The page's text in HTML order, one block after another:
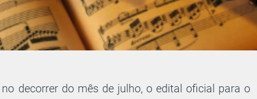
decorrer do mês de julho, o edital oficial para o